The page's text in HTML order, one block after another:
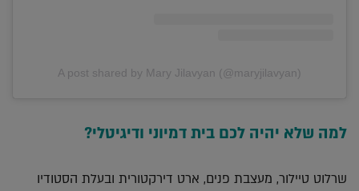
A post shared by Mary Jilavyan (@maryjilavyan)
למה שלא יהיה לכם בית דמיוני ודיגיטלי?
שרלוט טיילור, מעצבת פנים, ארט דירקטורית ובעלת הסטודיו